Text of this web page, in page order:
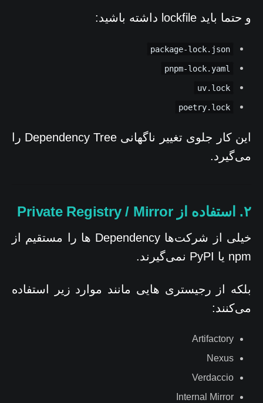
و حتما باید lockfile داشته باشید:
package-lock.json
pnpm-lock.yaml
uv.lock
poetry.lock
این کار جلوی تغییر ناگهانی Dependency Tree را
می‌گیرد.
۲. استفاده از Private Registry / Mirror
خیلی از شرکت‌ها Dependency ها را مستقیم از
npm یا PyPI نمی‌گیرند.
بلکه از رجیستری هایی مانند موارد زیر استفاده
می‌کنند:
Artifactory
Nexus
Verdaccio
Internal Mirror